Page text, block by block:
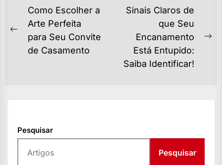
NAVEGAÇÃO
DE
POST
Previous
post:
Como Escolher a
Arte Perfeita
para Seu Convite
de Casamento
Sinais Claros de
que Seu
Encanamento
Está Entupido:
Saiba Identificar!
Pesquisar
Pesquisar